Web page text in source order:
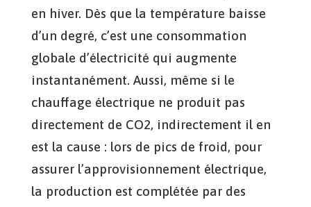
en hiver. Dès que la température baisse
d’un degré, c’est une consommation
globale d’électricité qui augmente
instantanément. Aussi, même si le
chauffage électrique ne produit pas
directement de CO2, indirectement il en
est la cause : lors de pics de froid, pour
assurer l’approvisionnement électrique,
la production est complétée par des